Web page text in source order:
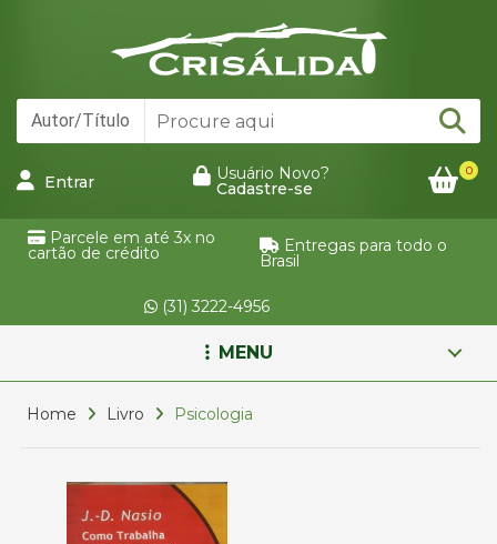
Entrar Usuário Novo?
Cadastre-se
0
Parcele em até 3x no
cartão de crédito Entregas para todo o
Brasil
(31) 3222-4956
MENU
Home Livro Psicologia